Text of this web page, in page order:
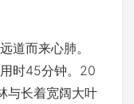
道而来心肺。
时45分钟。20
与长着宽阔大叶